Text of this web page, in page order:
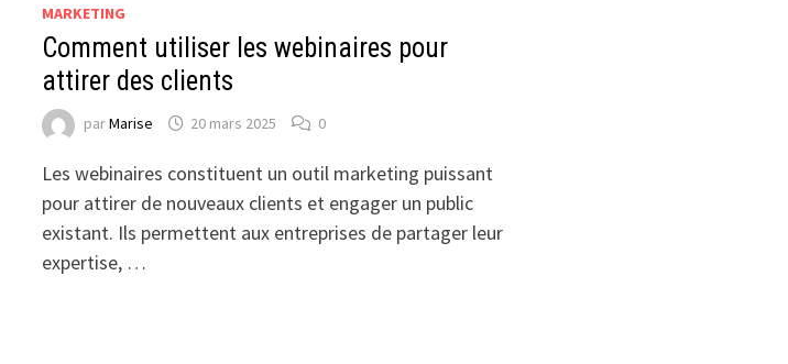
MARKETING
Comment utiliser les webinaires pour
attirer des clients
parMarise 20 mars 2025 0
Les webinaires constituent un outil marketing puissant
pour attirer de nouveaux clients et engager un public
existant. Ils permettent aux entreprises de partager leur
expertise, …